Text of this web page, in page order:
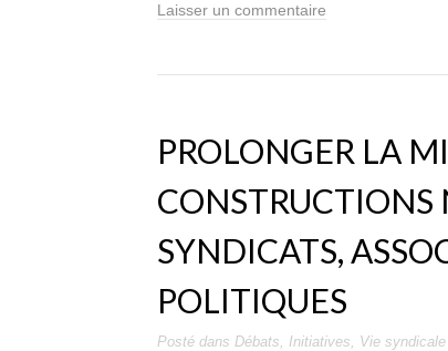
Laisser un commentaire
PROLONGER LA
CONSTRUCTIONS
SYNDICATS,
POLITIQUES
Posté dans Débats, Initiatives, Vie syndicale